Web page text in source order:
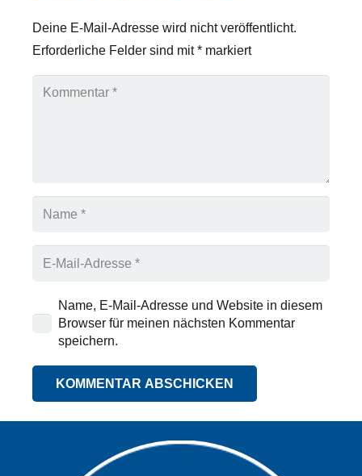
Deine E-Mail-Adresse wird nicht veröffentlicht.
Erforderliche Felder sind mit* markiert
Name, E-Mail-Adresse und Website in diesem
Browser für meinen nächsten Kommentar
speichern.
KOMMENTAR ABSCHICKEN